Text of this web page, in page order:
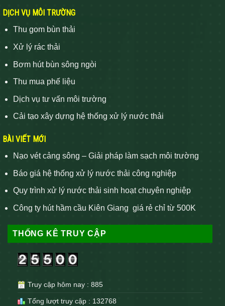
DỊCH VỤ MÔI TRƯỜNG
Thu gom bùn thải
Xử lý rác thải
Bơm hút bùn sông ngòi
Thu mua phế liệu
Dịch vụ tư vấn môi trường
Cải tạo xây dựng hệ thống xử lý nước thải
BÀI VIẾT MỚI
Nạo vét cảng sông – Giải pháp làm sạch môi trường
Báo giá hệ thống xử lý nước thải công nghiệp
Quy trình xử lý nước thải sinh hoạt chuyên nghiệp
Công ty hút hầm cầu Kiên Giang giá rẻ chỉ từ 500K
THỐNG KÊ TRUY CẬP
Truy cập hôm nay : 885
Tổng lượt truy cập : 132768